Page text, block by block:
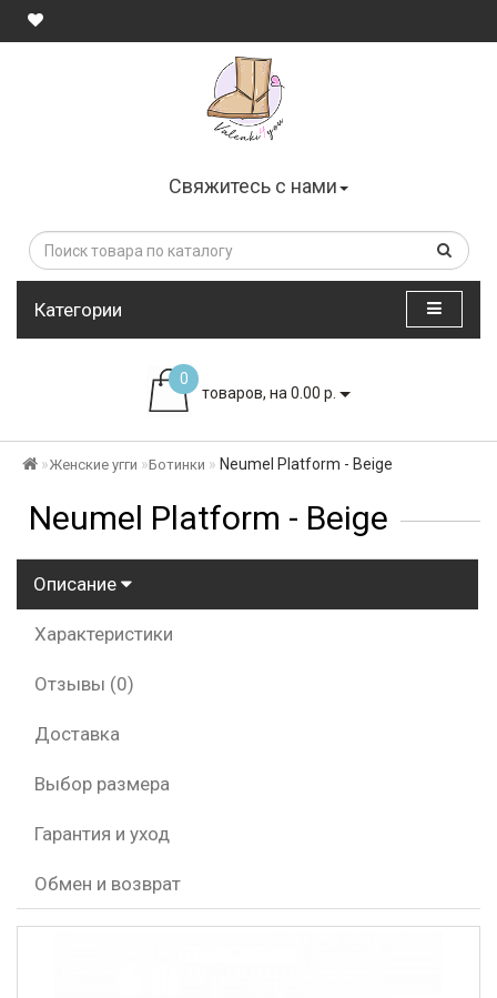
Свяжитесь с нами
Категории
0
товаров, на 0.00 р.
Женские угги Ботинки Neumel Platform - Beige
Neumel Platform - Beige
Описание
Характеристики
Отзывы (0)
Доставка
Выбор размера
Гарантия и уход
Обмен и возврат